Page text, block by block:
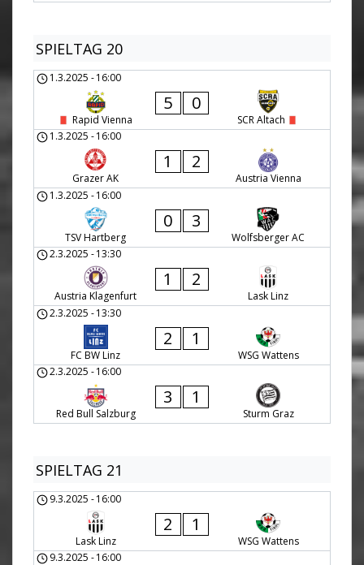
SPIELTAG 20
1.3.2025 -16:00
Rapid Vienna
5 0
SCR Altach
1.3.2025 -16:00
Grazer AK
1 2
Austria Vienna
1.3.2025 -16:00
TSV Hartberg
0 3
Wolfsberger AC
2.3.2025 -13:30
Austria Klagenfurt
1 2
Lask Linz
2.3.2025 -13:30
FC BW Linz
2 1
WSG Wattens
2.3.2025 -16:00
Red Bull Salzburg
3 1
Sturm Graz
SPIELTAG 21
9.3.2025 -16:00
Lask Linz
2 1
WSG Wattens
9.3.2025 -16:00